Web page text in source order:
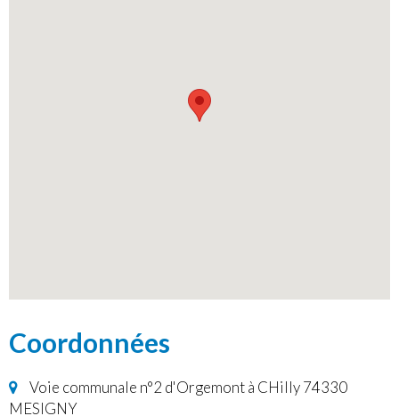
Coordonnées
Voie communale n°2 d'Orgemont à CHilly 74330
MESIGNY